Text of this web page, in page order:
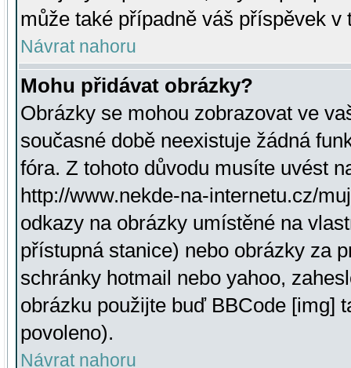
může také případně váš příspěvek v
Návrat nahoru
Mohu přidávat obrázky?
Obrázky se mohou zobrazovat ve
současné době neexistuje žádná
fóra. Z tohoto důvodu musíte uvést
http://www.nekde-na-internetu.cz/
odkazy na obrázky umístěné na
přístupná stanice) nebo obrázky za
schránky hotmail nebo yahoo,
obrázku použijte buď BBCode [img]
povoleno).
Návrat nahoru